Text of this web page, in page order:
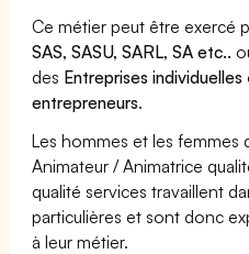
Ce métier peut être exercé
SAS, SASU, SARL, SA etc..
des Entreprises individuelles
entrepreneurs.
Les hommes et les
Animateur / Animatrice
qualité services travaillent
particulières et sont donc
à leur métier.